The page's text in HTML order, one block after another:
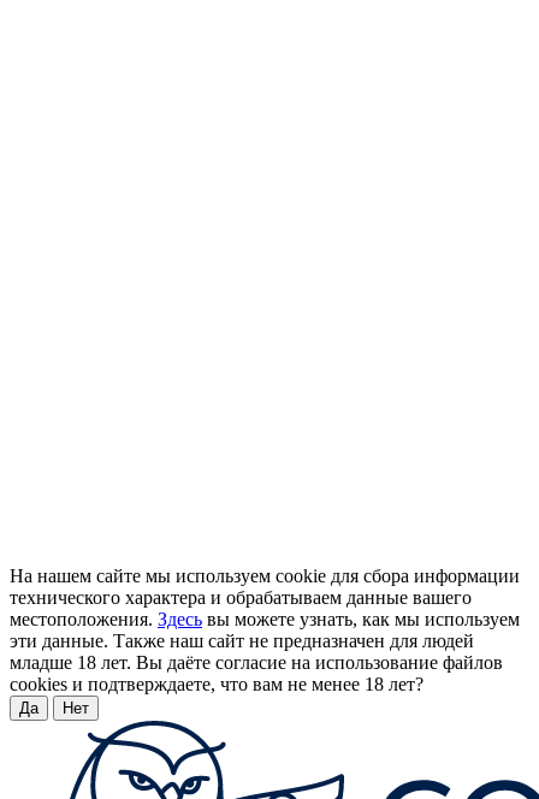
На нашем сайте мы используем cookie для сбора информации
технического характера и обрабатываем данные вашего
местоположения. Здесь вы можете узнать, как мы используем
эти данные. Также наш сайт не предназначен для людей
младше 18 лет. Вы даёте согласие на использование файлов
cookies и подтверждаете, что вам не менее 18 лет?
Да Нет